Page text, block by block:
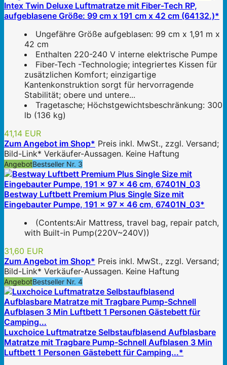
Intex Twin Deluxe Luftmatratze mit Fiber-Tech RP,
aufgeblasene Größe: 99 cm x 191 cm x 42 cm (64132.)*
Ungefähre Größe aufgeblasen: 99 cm x 1,91 m x
42 cm
Enthalten 220-240 V interne elektrische Pumpe
Fiber-Tech -Technologie; integriertes Kissen für
zusätzlichen Komfort; einzigartige
Kantenkonstruktion sorgt für hervorragende
Stabilität; obere und untere...
Tragetasche; Höchstgewichtsbeschränkung: 300
lb (136 kg)
41,14 EUR
Zum Angebot im Shop* Preis inkl. MwSt., zzgl. Versand;
Bild-Link* Verkäufer-Aussagen. Keine Haftung
AngebotBestseller Nr. 3
Bestway Luftbett Premium Plus Single Size mit
Eingebauter Pumpe, 191 x 97 x 46 cm, 67401N_03*
(Contents:Air Mattress, travel bag, repair patch,
with Built-in Pump(220V~240V))
31,60 EUR
Zum Angebot im Shop* Preis inkl. MwSt., zzgl. Versand;
Bild-Link* Verkäufer-Aussagen. Keine Haftung
AngebotBestseller Nr. 4
Luxchoice Luftmatratze Selbstaufblasend Aufblasbare
Matratze mit Tragbare Pump-Schnell Aufblasen 3 Min
Luftbett 1 Personen Gästebett für Camping...*